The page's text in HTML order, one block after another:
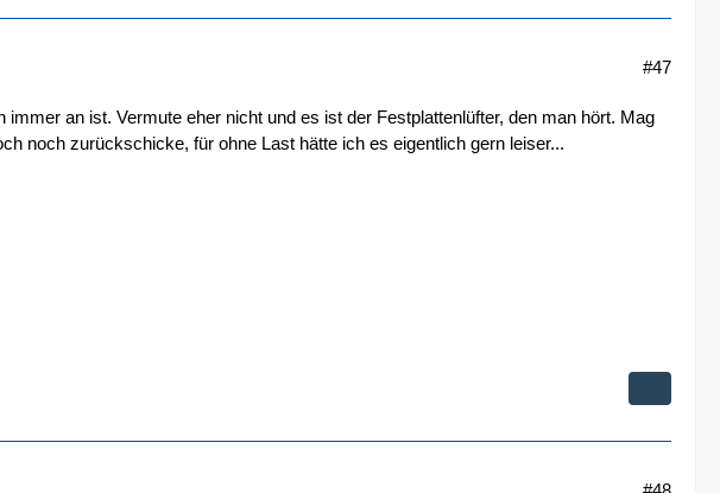
#47
an ist. Vermute eher nicht und es ist der Festplattenlüfter, den man hört. Mag
noch zurückschicke, für ohne Last hätte ich es eigentlich gern leiser...